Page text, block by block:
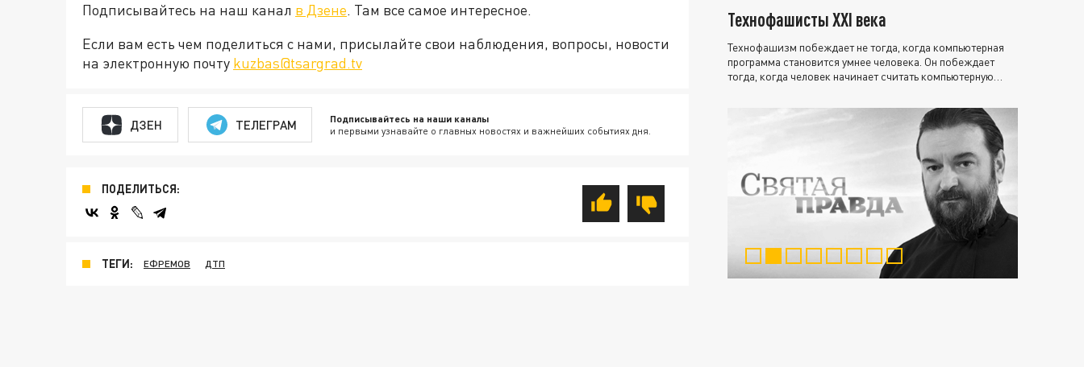
Подписывайтесь на наш канал в Дзене. Там все самое интересное.
Если вам есть чем поделиться с нами, присылайте свои наблюдения, вопросы, новости
на электронную почту kuzbas@tsargrad.tv
ДЗЕН ТЕЛЕГРАМ Подписывайтесь на наши каналы
и первыми узнавайте о главных новостях и важнейших событиях дня.
ПОДЕЛИТЬСЯ:
ТЕГИ: ЕФРЕМОВ ДТП
Технофашисты XXI века
Технофашизм побеждает не тогда, когда компьютерная
программа становится умнее человека. Он побеждает
тогда, когда человек начинает считать компьютерную